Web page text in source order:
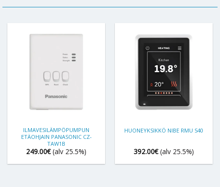
ILMAVESILÄMPÖPUMPUN
ETÄOHJAIN PANASONIC CZ-
TAW1B
249.00€ (alv 25.5%)
HUONEYKSIKKÖ NIBE RMU S40
392.00€ (alv 25.5%)